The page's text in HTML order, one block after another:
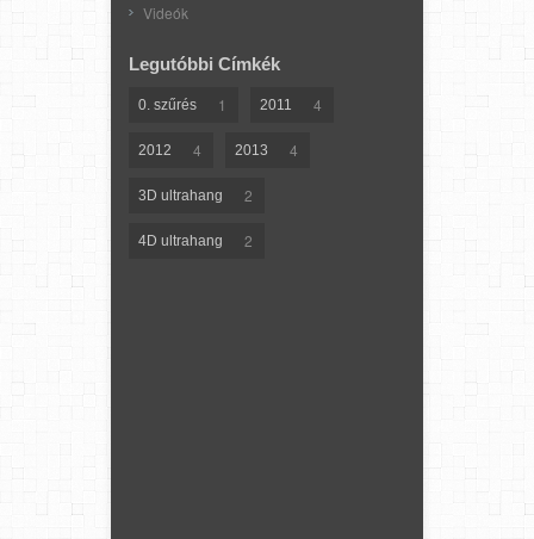
Videók
Legutóbbi Címkék
0. szűrés 1 2011 4
2012 4 2013 4
3D ultrahang 2
4D ultrahang 2